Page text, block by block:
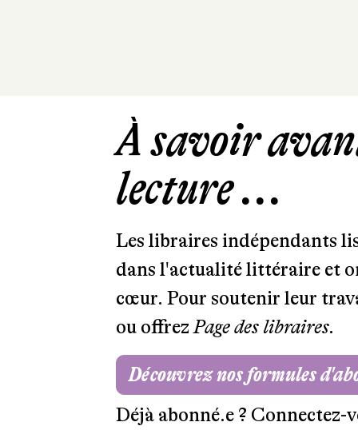
À savoir
lecture ...
Les libraires indépendants
dans l'actualité littéraire et
cœur. Pour soutenir leur
ou offrezPage des libraires.
Découvrez nos formules
Déjà abonné.e ? Connectez-